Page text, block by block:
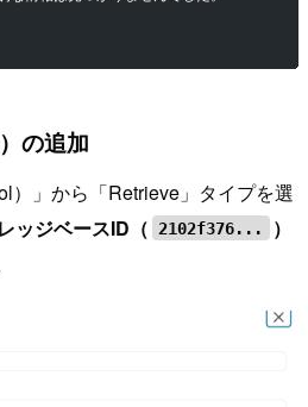
の追加
）」から「Retrieve」タイプを選
ッジベースID（ 2102f376...
）